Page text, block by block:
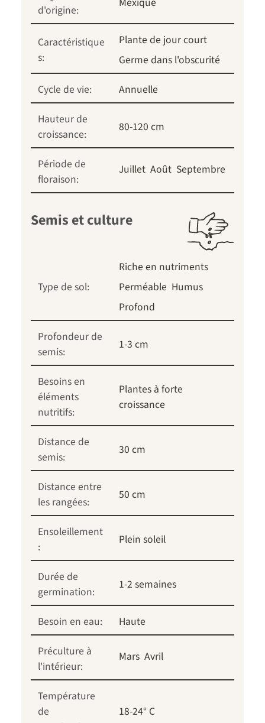
d'origine:
Caractéristique
s:
Plante de jour court
Germe dans l'obscurité
Cycle de vie:
Annuelle
Hauteur de
croissance:
80-120 cm
Période de
floraison:
Juillet Août Septembre
Semis et culture
Type de sol:
Riche en nutriments
Perméable Humus
Profond
Profondeur de
semis:
1-3 cm
Besoins en
éléments
nutritifs:
Plantes à forte
croissance
Distance de
semis:
30 cm
Distance entre
les rangées:
50 cm
Ensoleillement
:
Plein soleil
Durée de
germination:
1-2 semaines
Besoin en eau:
Haute
Préculture à
l'intérieur:
Mars Avril
Température
de
18-24° C